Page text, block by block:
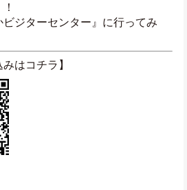
ジターセンター』に行ってみ
はコチラ】